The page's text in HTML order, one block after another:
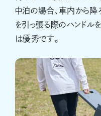
中泊の場合、車内から降
を引っ張る際のハンドル
は優秀です。